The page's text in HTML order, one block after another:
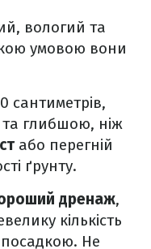
вологий та
умовою вони
сантиметрів,
глибшою, ніж
або перегній
ґрунту.
дренаж,
кількість
посадкою. Не